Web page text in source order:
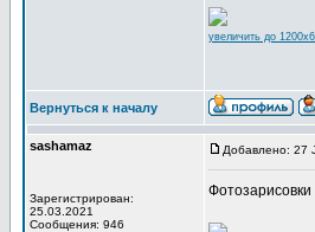
увеличить до
Вернуться к началу
sashamaz
Зарегистрирован:
25.03.2021
Сообщения: 946
Добавлено: 27